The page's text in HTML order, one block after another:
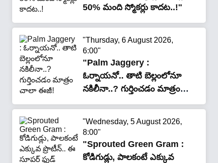
50% మంది స్మోకర్లు కాదట..!"
"Thursday, 6 August 2026,
6:00"
"Palm Jaggery :
ఓర్నాయనో.. తాటి బెల్లంలోనూ
నకిలీనా..? గుర్తించడం మాత్రం
చాలా ఈజీ!"
"Wednesday, 5 August 2026,
8:00"
"Sprouted Green Gram :
కోడిగుడ్లు, పాలకంటే ఎక్కువ